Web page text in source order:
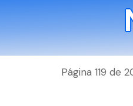
Página 119 de